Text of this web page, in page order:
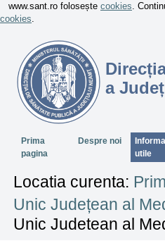
www.sant.ro folosește cookies.
cookies.
a
SectiuniPrima
pagina
Despre noi
utile
Locatia curenta:
Unic Județean al
Unic Judetean al